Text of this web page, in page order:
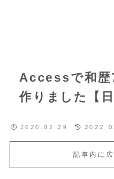
Accessで和歴
作りました【
2020.02.29
記事内に